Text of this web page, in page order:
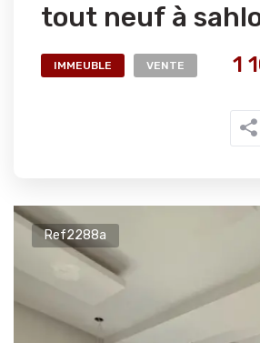
tout neuf à
IMMEUBLE VENTE 1
Ref2288a